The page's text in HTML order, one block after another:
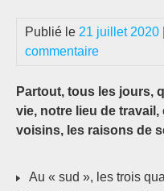
Publié le 21 juillet 2020
commentaire
Partout, tous les jours,
vie, notre lieu de
voisins, les raisons de
Au « sud », les trois